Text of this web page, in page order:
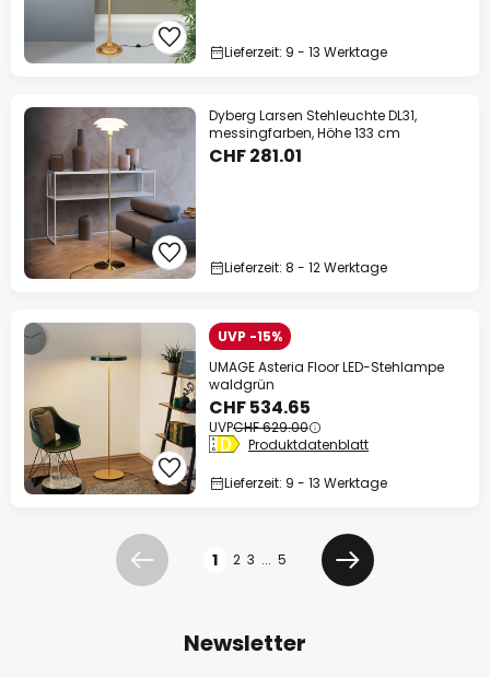
Lieferzeit: 9 - 13 Werktage
Dyberg Larsen Stehleuchte DL31,
messingfarben, Höhe 133 cm
CHF 281.01
Lieferzeit: 8 - 12 Werktage
UVP -15%
UMAGE Asteria Floor LED-Stehlampe
waldgrün
CHF 534.65
UVPCHF 629.00
Produktdatenblatt
Lieferzeit: 9 - 13 Werktage
Zurück 1 2 3 ... 5
Weiter
Newsletter